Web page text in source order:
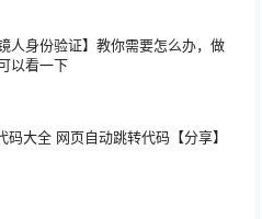
人身份验证】教你需要怎么办，做
以看一下
码大全 网页自动跳转代码【分享】